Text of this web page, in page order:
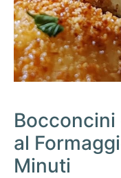
al
Minuti